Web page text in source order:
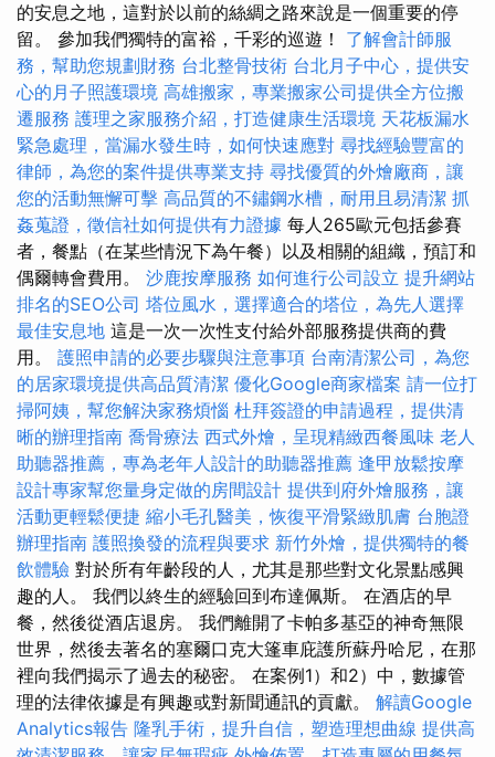
的安息之地，這對於以前的絲綢之路來說是一個重要的停
留。 參加我們獨特的富裕，千彩的巡遊！ 了解會計師服
務，幫助您規劃財務 台北整骨技術 台北月子中心，提供安
心的月子照護環境 高雄搬家，專業搬家公司提供全方位搬
遷服務 護理之家服務介紹，打造健康生活環境 天花板漏水
緊急處理，當漏水發生時，如何快速應對 尋找經驗豐富的
律師，為您的案件提供專業支持 尋找優質的外燴廠商，讓
您的活動無懈可擊 高品質的不鏽鋼水槽，耐用且易清潔 抓
姦蒐證，徵信社如何提供有力證據 每人265歐元包括參賽
者，餐點（在某些情況下為午餐）以及相關的組織，預訂和
偶爾轉會費用。 沙鹿按摩服務 如何進行公司設立 提升網站
排名的SEO公司 塔位風水，選擇適合的塔位，為先人選擇
最佳安息地 這是一次一次性支付給外部服務提供商的費
用。 護照申請的必要步驟與注意事項 台南清潔公司，為您
的居家環境提供高品質清潔 優化Google商家檔案 請一位打
掃阿姨，幫您解決家務煩惱 杜拜簽證的申請過程，提供清
晰的辦理指南 喬骨療法 西式外燴，呈現精緻西餐風味 老人
助聽器推薦，專為老年人設計的助聽器推薦 逢甲放鬆按摩
設計專家幫您量身定做的房間設計 提供到府外燴服務，讓
活動更輕鬆便捷 縮小毛孔醫美，恢復平滑緊緻肌膚 台胞證
辦理指南 護照換發的流程與要求 新竹外燴，提供獨特的餐
飲體驗 對於所有年齡段的人，尤其是那些對文化景點感興
趣的人。 我們以終生的經驗回到布達佩斯。 在酒店的早
餐，然後從酒店退房。 我們離開了卡帕多基亞的神奇無限
世界，然後去著名的塞爾口克大篷車庇護所蘇丹哈尼，在那
裡向我們揭示了過去的秘密。 在案例1）和2）中，數據管
理的法律依據是有興趣或對新聞通訊的貢獻。 解讀Google
Analytics報告 隆乳手術，提升自信，塑造理想曲線 提供高